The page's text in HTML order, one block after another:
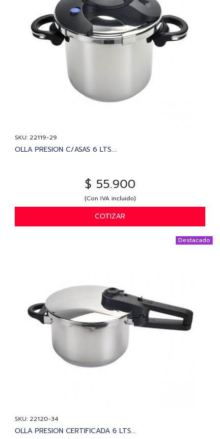
SKU: 22119-29
OLLA PRESION C/ASAS 6 LTS....
$ 55.900
(Con IVA incluido)
COTIZAR
Destacado
SKU: 22120-34
OLLA PRESION CERTIFICADA 6 LTS...